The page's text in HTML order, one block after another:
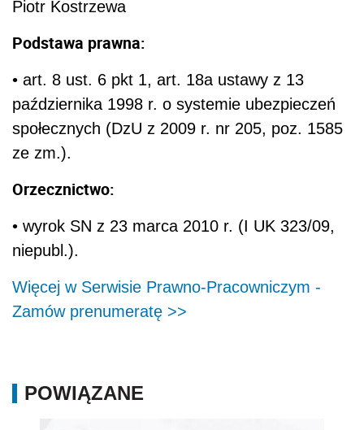
Piotr Kostrzewa
Podstawa prawna:
• art. 8 ust. 6 pkt 1, art. 18a ustawy z 13
października 1998 r. o systemie ubezpieczeń
społecznych (DzU z 2009 r. nr 205, poz. 1585
ze zm.).
Orzecznictwo:
• wyrok SN z 23 marca 2010 r. (I UK 323/09,
niepubl.).
Więcej w Serwisie Prawno-Pracowniczym -
Zamów prenumeratę >>
POWIĄZANE